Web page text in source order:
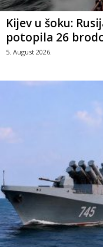
Kijev u šoku:
potopila 26
5. August 2026.